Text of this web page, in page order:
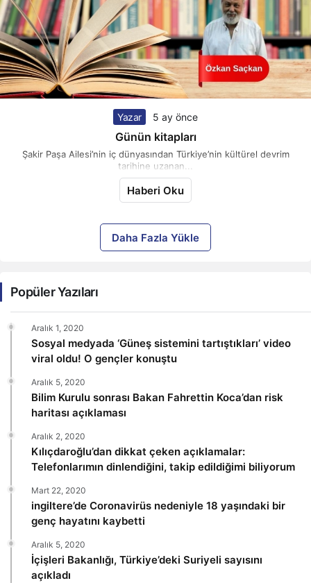
Yazar 5 ay önce
Günün kitapları
Şakir Paşa Ailesi’nin iç dünyasından Türkiye’nin kültürel devrim
tarihine uzanan...
Haberi Oku
Daha Fazla Yükle
Popüler Yazıları
Sosyal medyada ‘Güneş sistemini tartıştıkları’ video
viral oldu! O gençler konuştu
Aralık 1, 2020
Bilim Kurulu sonrası Bakan Fahrettin Koca’dan risk
haritası açıklaması
Aralık 5, 2020
Kılıçdaroğlu’dan dikkat çeken açıklamalar:
Telefonlarımın dinlendiğini, takip edildiğimi biliyorum
Aralık 2, 2020
ingiltere’de Coronavirüs nedeniyle 18 yaşındaki bir
genç hayatını kaybetti
Mart 22, 2020
İçişleri Bakanlığı, Türkiye’deki Suriyeli sayısını
açıkladı
Aralık 5, 2020